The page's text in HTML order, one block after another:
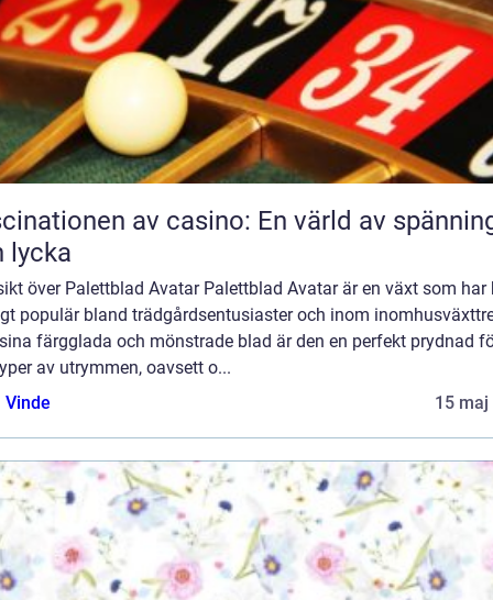
av casino: En värld av
lycka
över Palettblad Avatar Palettblad Avatar är en växt som har
populär bland trädgårdsentusiaster och inom
färgglada och mönstrade blad är den en perfekt prydnad
av utrymmen, oavsett o...
Vinde
15 maj